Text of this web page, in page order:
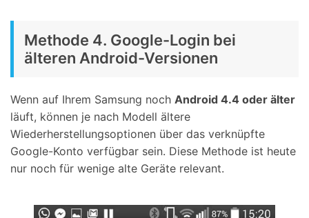
Methode 4. Google-Login bei
älteren Android-Versionen
Wenn auf Ihrem Samsung noch Android 4.4 oder älter
läuft, können je nach Modell ältere
Wiederherstellungsoptionen über das verknüpfte
Google-Konto verfügbar sein. Diese Methode ist heute
nur noch für wenige alte Geräte relevant.